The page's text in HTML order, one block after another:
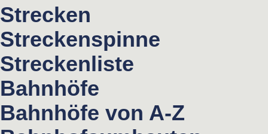
Strecken
Streckenspinne
Streckenliste
Bahnhöfe
Bahnhöfe von A-Z